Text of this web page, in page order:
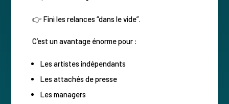
👉 Fini les relances “dans le vide”.
C’est un avantage énorme pour :
Les artistes indépendants
Les attachés de presse
Les managers